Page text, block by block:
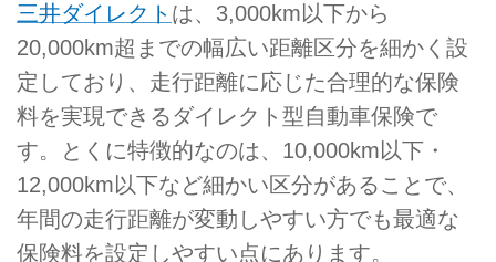
三井ダイレクト は、3,000km以下から
20,000km超までの幅広い距離区分を細かく設
定しており、走行距離に応じた合理的な保険
料を実現できるダイレクト型自動車保険で
す。とくに特徴的なのは、10,000km以下・
12,000km以下など細かい区分があることで、
年間の走行距離が変動しやすい方でも最適な
保険料を設定しやすい点にあります。